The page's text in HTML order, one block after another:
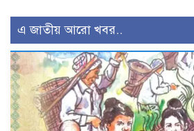
এ জাতীয় আরো খবর..